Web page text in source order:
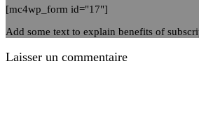
[mc4wp_form id="17"]
Add some text to explain benefits of
Laisser un commentaire